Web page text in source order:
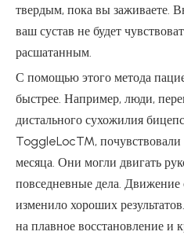
твердым, пока вы заживаете.
ваш сустав не будет
расшатанным.
С помощью этого метода
быстрее. Например, люди,
дистального сухожилия
ToggleLocTM, почувствовали
месяца. Они могли двигать
повседневные дела.
изменило хороших
на плавное восстановление и